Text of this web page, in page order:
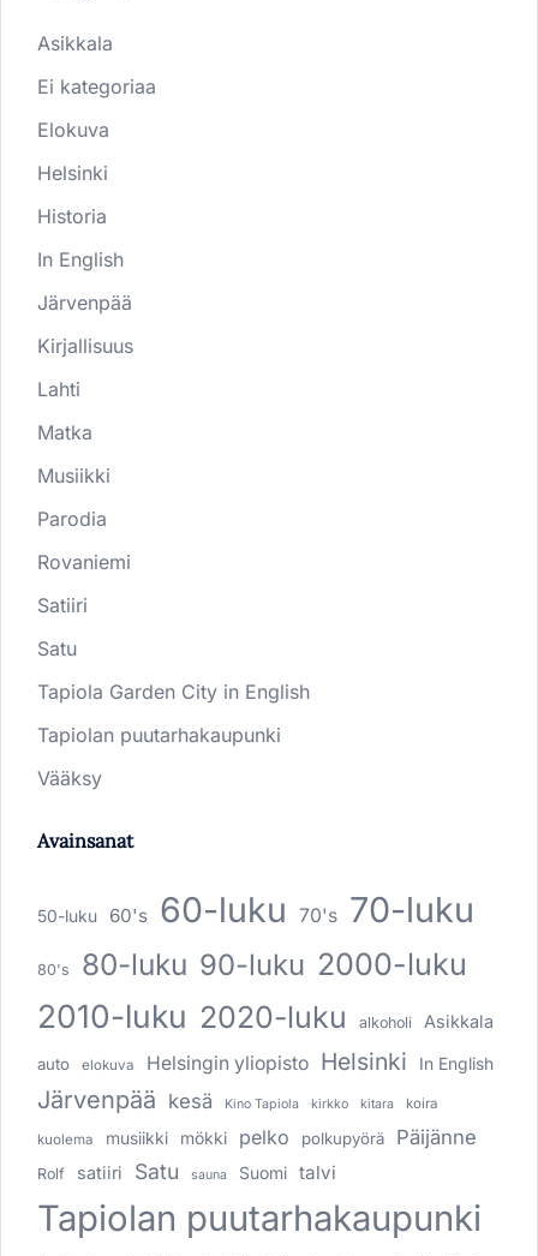
Asikkala
Ei kategoriaa
Elokuva
Helsinki
Historia
In English
Järvenpää
Kirjallisuus
Lahti
Matka
Musiikki
Parodia
Rovaniemi
Satiiri
Satu
Tapiola Garden City in English
Tapiolan puutarhakaupunki
Vääksy
Avainsanat
50-luku 60's 60-luku 70's 70-luku
80's 80-luku 90-luku 2000-luku
2010-luku 2020-luku alkoholi Asikkala
auto elokuva Helsingin yliopisto Helsinki In English
Järvenpää kesä Kino Tapiola kirkko kitara koira
kuolema musiikki mökki pelko polkupyörä Päijänne
Rolf satiiri Satu sauna Suomi talvi
Tapiolan puutarhakaupunki